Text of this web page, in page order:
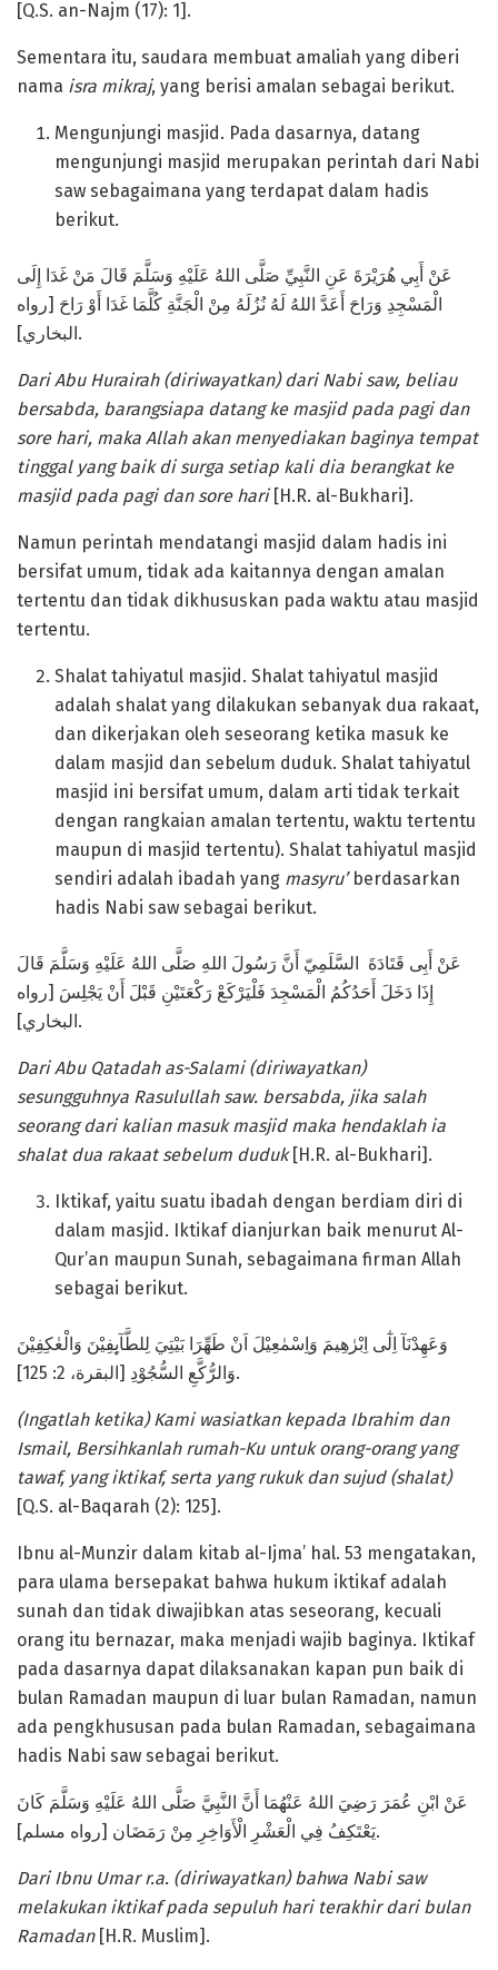
[Q.S. an-Najm (17): 1].
Sementara itu, saudara membuat amaliah yang diberi
nama isra mikraj, yang berisi amalan sebagai berikut.
Mengunjungi masjid. Pada dasarnya, datang
mengunjungi masjid merupakan perintah dari Nabi
saw sebagaimana yang terdapat dalam hadis
berikut.
عَنْ أَبِي هُرَيْرَةَ عَنِ النَّبِيِّ صَلَّى اللهُ عَلَيْهِ وَسَلَّمَ قَالَ مَنْ غَدَا إِلَى
الْمَسْجِدِ وَرَاحَ أَعَدَّ اللهُ لَهُ نُزُلَهُ مِنْ الْجَنَّةِ كُلَّمَا غَدَا أَوْ رَاحَ [رواه
البخاري].
Dari Abu Hurairah (diriwayatkan)dari Nabi saw, beliau
bersabda, barangsiapa datang ke masjid pada pagi dan
sore hari, maka Allah akan menyediakan baginya tempat
tinggal yang baik di surga setiap kali dia berangkat ke
masjid pada pagi dan sore hari[H.R. al-Bukhari].
Namun perintah mendatangi masjid dalam hadis ini
bersifat umum, tidak ada kaitannya dengan amalan
tertentu dan tidak dikhususkan pada waktu atau masjid
tertentu.
Shalat tahiyatul masjid. Shalat tahiyatul masjid
adalah shalat yang dilakukan sebanyak dua rakaat,
dan dikerjakan oleh seseorang ketika masuk ke
dalam masjid dan sebelum duduk. Shalat tahiyatul
masjid ini bersifat umum, dalam arti tidak terkait
dengan rangkaian amalan tertentu, waktu tertentu
maupun di masjid tertentu). Shalat tahiyatul masjid
sendiri adalah ibadah yang masyru’berdasarkan
hadis Nabi saw sebagai berikut.
عَنْ أَبِى قَتَادَةَ السَّلَمِيّ أَنَّ رَسُولَ اللهِ صَلَّى اللهُ عَلَيْهِ وَسَلَّمَ قَالَ
إِذَا دَخَلَ أَحَدُكُمُ الْمَسْجِدَ فَلْيَرْكَعْ رَكْعَتَيْنِ قَبْلَ أَنْ يَجْلِسَ [رواه
البخاري].
Dari Abu Qatadah as-Salami (diriwayatkan)
sesungguhnya Rasulullah saw. bersabda, jika salah
seorang dari kalian masuk masjid maka hendaklah ia
shalat dua rakaat sebelum duduk [H.R. al-Bukhari].
Iktikaf, yaitu suatu ibadah dengan berdiam diri di
dalam masjid. Iktikaf dianjurkan baik menurut Al-
Qur’an maupun Sunah, sebagaimana firman Allah
sebagai berikut.
وَعَهِدْنَآ اِلٰٓى اِبْرٰهِيمَ وَاِسْمٰعِيْلَ اَنْ طَهِّرَا بَيْتِيَ لِلطَّآىِٕفِيْنَ وَالْعٰكِفِيْنَ
وَالرُّكَّعِ السُّجُوْدِ [البقرة، 2: 125].
(Ingatlah ketika) Kami wasiatkan kepada Ibrahim dan
Ismail, Bersihkanlah rumah-Ku untuk orang-orang yang
tawaf, yang iktikaf, serta yang rukuk dan sujud (shalat)
[Q.S. al-Baqarah (2): 125].
Ibnu al-Munzir dalam kitab al-Ijma’ hal. 53 mengatakan,
para ulama bersepakat bahwa hukum iktikaf adalah
sunah dan tidak diwajibkan atas seseorang, kecuali
orang itu bernazar, maka menjadi wajib baginya. Iktikaf
pada dasarnya dapat dilaksanakan kapan pun baik di
bulan Ramadan maupun di luar bulan Ramadan, namun
ada pengkhususan pada bulan Ramadan, sebagaimana
hadis Nabi saw sebagai berikut.
عَنْ ابْنِ عُمَرَ رَضِيَ اللهُ عَنْهُمَا أَنَّ النَّبِيَّ صَلَّى اللهُ عَلَيْهِ وَسَلَّمَ كَانَ
يَعْتَكِفُ فِي الْعَشْرِ الْأَوَاخِرِ مِنْ رَمَضَان [رواه مسلم].
Dari Ibnu Umar r.a. (diriwayatkan) bahwa Nabi saw
melakukan iktikaf pada sepuluh hari terakhir dari bulan
Ramadan[H.R. Muslim].